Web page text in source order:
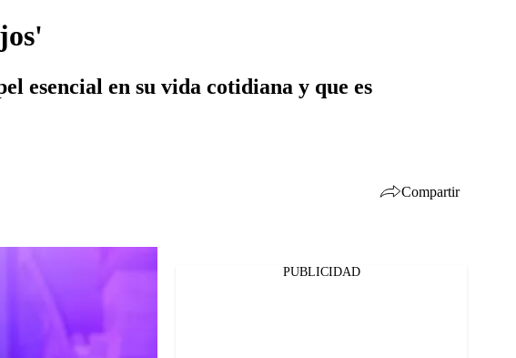
esencial en su vida cotidiana y que es
Compartir
PUBLICIDAD